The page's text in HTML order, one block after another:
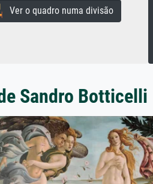
Ver o quadro numa divisão
Sandro Botticelli